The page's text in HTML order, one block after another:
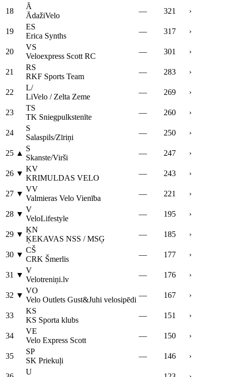
18
Ā
ĀdažiVelo
— 321 ›
19
ES
Erica Synths
— 317 ›
20
VS
Veloexpress Scott RC
— 301 ›
21
RS
RKF Sports Team
— 283 ›
22
L/
LiVelo / Zelta Zeme
— 269 ›
23
TS
TK Sniegpulkstenīte
— 260 ›
24
S
Salaspils/Zīriņi
— 250 ›
25 ▲
S
Skanste/Virši
— 247 ›
26 ▼
KV
KRIMULDAS VELO
— 243 ›
27 ▼
VV
Valmieras Velo Vienība
— 221 ›
28 ▼
V
VeloLifestyle
— 195 ›
29 ▼
ĶN
ĶEKAVAS NSS / MSĢ
— 185 ›
30 ▼
CŠ
CRK Šmerlis
— 177 ›
31 ▼
V
Velotreniņi.lv
— 176 ›
32 ▼
VO
Velo Outlets Gust&Juhi velosipēdi
— 167 ›
33
KS
KS Sporta klubs
— 151 ›
34
VE
Velo Express Scott
— 150 ›
35
SP
SK Priekuļi
— 146 ›
U